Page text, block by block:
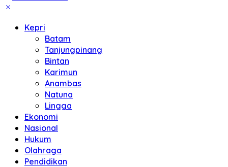
Kepri
Batam
Tanjungpinang
Bintan
Karimun
Anambas
Natuna
Lingga
Ekonomi
Nasional
Hukum
Olahraga
Pendidikan